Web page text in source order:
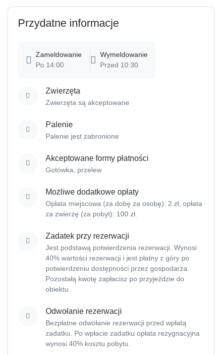
Przydatne informacje
Zameldowanie
Po 14:00
Wymeldowanie
Przed 10:30
Zwierzęta
Zwierzęta są akceptowane
Palenie
Palenie jest zabronione
Akceptowane formy płatności
Gotówka, przelew
Możliwe dodatkowe opłaty
Opłata miejscowa (za dobę za osobę): 2 zł, opłata
za zwierzę (za pobyt): 100 zł.
Zadatek przy rezerwacji
Jest podstawą potwierdzenia rezerwacji. Wynosi
40% wartości rezerwacji i jest płatny z góry po
potwierdzeniu dostępności przez gospodarza.
Pozostałą kwotę zapłacisz po przyjeździe do
obiektu.
Odwołanie rezerwacji
Bezpłatne odwołanie rezerwacji przed wpłatą
zadatku. Po wpłacie zadatku opłata rezygnacyjna
wynosi 40% kosztu pobytu.